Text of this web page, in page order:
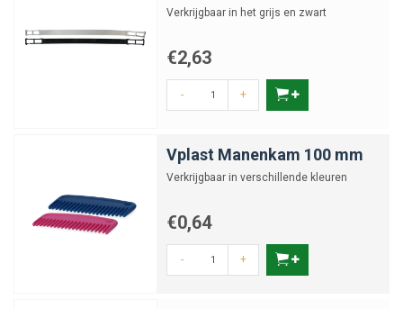
Verkrijgbaar in het grijs en zwart
€2,63
- +
Vplast Manenkam 100 mm
Verkrijgbaar in verschillende kleuren
€0,64
- +